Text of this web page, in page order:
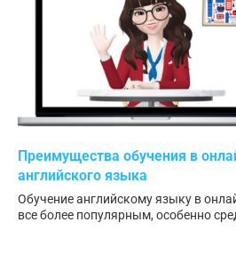
Преимущества обучения в
английского языка
Обучение английскому языку в
все более популярным, особенно